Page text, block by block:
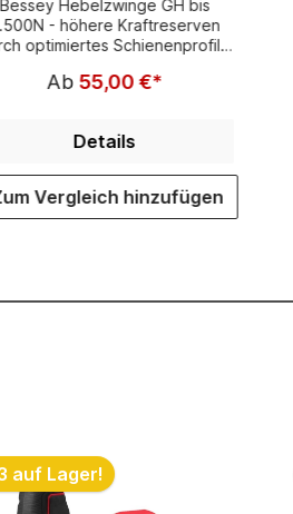
Bessey Hebelzwinge GH bis
- höhere Kraftreserven
optimiertes Schienenprofil -
mit Abgleitschutz - bis
gegen Vibrationen -
Ab55,00 €*
Details
Vergleich hinzufügen
auf Lager!